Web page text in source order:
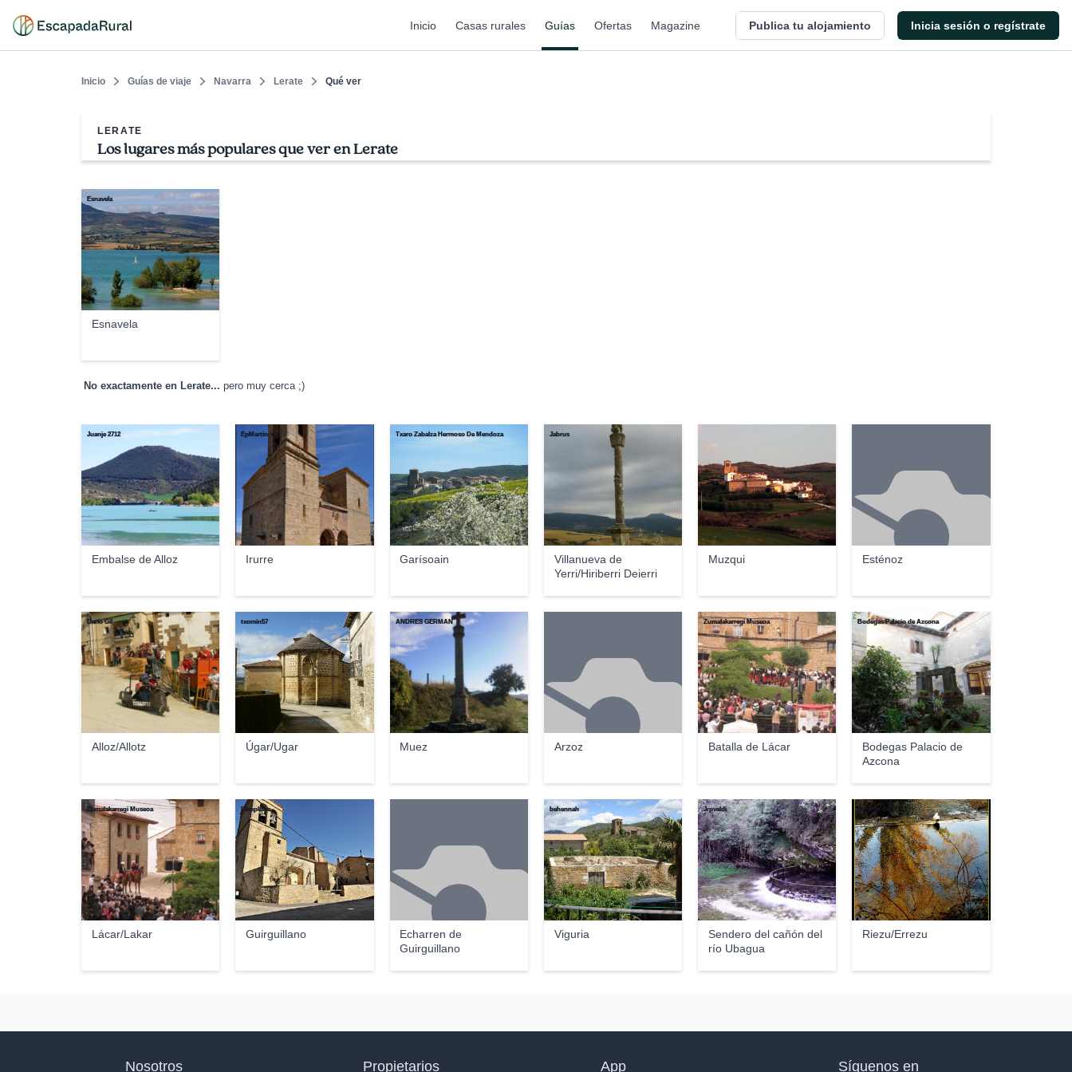
Inicio Casas rurales Guías Ofertas Magazine Publica tu alojamiento Inicia sesión o regístrate
Inicio Guías de viaje Navarra Lerate Qué ver
LERATE
Los lugares más populares que ver en Lerate
Esnavela
Esnavela
No exactamente en Lerate... pero muy cerca ;)
Embalse de Alloz
Juanje 2712
Irurre
EpMartín ☼
Garísoain
Txaro Zabalza Hermoso De Mendoza
Villanueva de
Yerri/Hiriberri Deierri
Jabrus
Muzqui Esténoz
Alloz/Allotz
Dario Gil
Úgar/Ugar
txomin57
Muez
ANDRES GERMAN
Arzoz Batalla de Lácar
Zumalakarregi Museoa
Bodegas Palacio de
Azcona
Bodegas Palacio de Azcona
Lácar/Lakar
Zumalakarregi Museoa
Guirguillano
Pampluno
Echarren de
Guirguillano
Viguria
behennah
Sendero del cañón del
río Ubagua
Jrpvaldi
Riezu/Errezu
Germán BRIZ
Nosotros Propietarios App Síguenos en